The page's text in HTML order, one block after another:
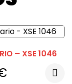
– XSE 1046